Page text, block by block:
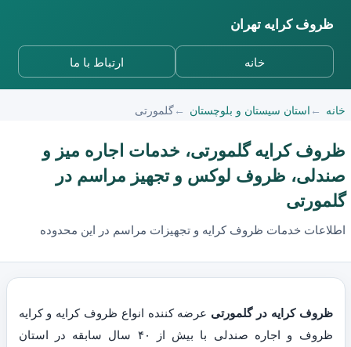
ظروف کرایه تهران
خانه ارتباط با ما
خانه استان سیستان و بلوچستان گلمورتی
ظروف کرایه گلمورتی، خدمات اجاره میز و
صندلی، ظروف لوکس و تجهیز مراسم در
گلمورتی
اطلاعات خدمات ظروف کرایه و تجهیزات مراسم در این محدوده
ظروف کرایه در گلمورتی عرضه کننده انواع ظروف کرایه و کرایه
ظروف و اجاره صندلی با بیش از ۴۰ سال سابقه در استان